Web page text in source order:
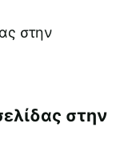
στην